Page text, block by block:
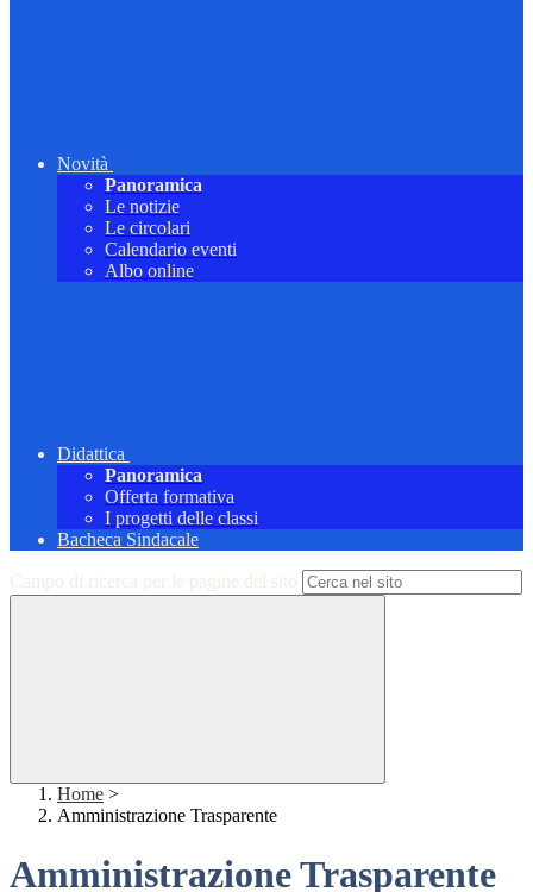
Novità
Panoramica
Le notizie
Le circolari
Calendario eventi
Albo online
Didattica
Panoramica
Offerta formativa
I progetti delle classi
Bacheca Sindacale
Campo di ricerca per le pagine del sito
Home >
Amministrazione Trasparente
Amministrazione Trasparente